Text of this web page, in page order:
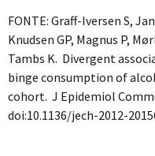
FONTE: Graff-Iversen S,
Knudsen GP, Magnus P,
Tambs K. Divergent
binge consumption of
cohort. J Epidemiol
doi:10.1136/jech-2012-